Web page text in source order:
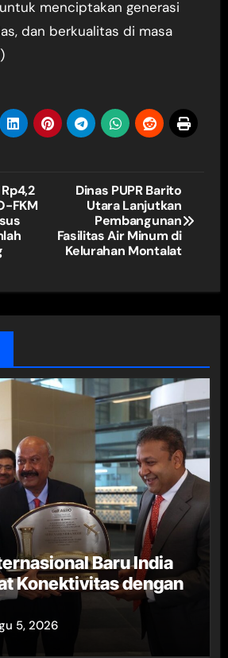
menciptakan generasi
dan berkualitas di masa
FKM
Dinas PUPR Barito
Utara Lanjutkan
Pembangunan
Fasilitas Air Minum di
Kelurahan Montalat
Baru India
Konektivitas dengan
5, 2026